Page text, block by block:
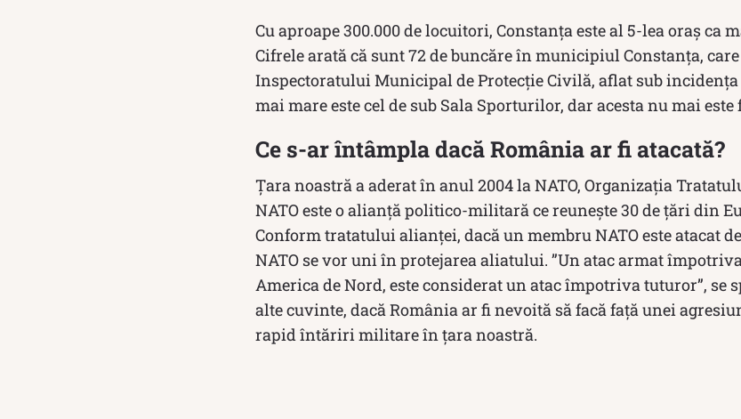
Cu aproape 300.000 de locuitori, Constanța este al 5-lea oraș ca
Cifrele arată că sunt 72 de buncăre în municipiul Constanța,
Inspectoratului Municipal de Protecție Civilă, aflat sub
mai mare este cel de sub Sala Sporturilor, dar acesta nu mai
Ce s-ar întâmpla dacă România ar fi atacată?
Țara noastră a aderat în anul 2004 la NATO, Organizația
NATO este o alianță politico-militară ce reunește 30 de țări din
Conform tratatului alianței, dacă un membru NATO este atacat
NATO se vor uni în protejarea aliatului. ”Un atac armat
America de Nord, este considerat un atac împotriva tuturor”, se
alte cuvinte, dacă România ar fi nevoită să facă față unei
rapid întăriri militare în țara noastră.